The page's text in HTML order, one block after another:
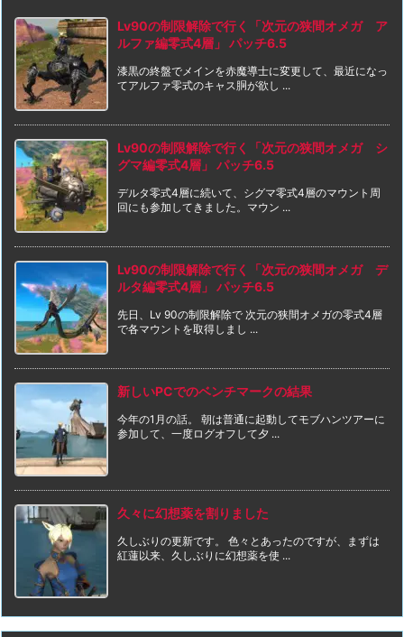
Lv90の制限解除で行く「次元の狭間オメガ ア
ルファ編零式4層」 パッチ6.5
漆黒の終盤でメインを赤魔導士に変更して、最近になっ
てアルファ零式のキャス胴が欲し ...
Lv90の制限解除で行く「次元の狭間オメガ シ
グマ編零式4層」 パッチ6.5
デルタ零式4層に続いて、シグマ零式4層のマウント周
回にも参加してきました。マウン ...
Lv90の制限解除で行く「次元の狭間オメガ デ
ルタ編零式4層」 パッチ6.5
先日、Lv 90の制限解除で 次元の狭間オメガの零式4層
で各マウントを取得しまし ...
新しいPCでのベンチマークの結果
今年の1月の話。 朝は普通に起動してモブハンツアーに
参加して、一度ログオフして夕 ...
久々に幻想薬を割りました
久しぶりの更新です。 色々とあったのですが、まずは
紅蓮以来、久しぶりに幻想薬を使 ...